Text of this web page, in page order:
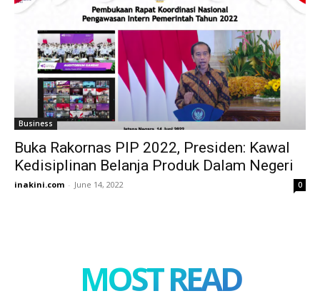
Business
Buka Rakornas PIP 2022, Presiden: Kawal
Kedisiplinan Belanja Produk Dalam Negeri
inakini.com - June 14, 2022 0
MOST READ